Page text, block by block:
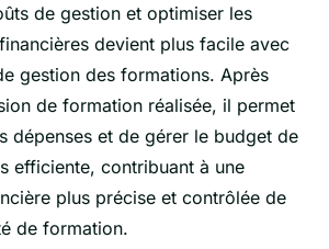
de gestion et optimiser les
devient plus facile avec
gestion des formations. Après
de formation réalisée, il permet
dépenses et de gérer le budget de
efficiente, contribuant à une
plus précise et contrôlée de
de formation.